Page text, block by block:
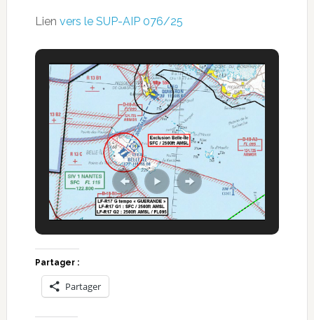
Lien vers le SUP-AIP 076/25
Partager :
Partager